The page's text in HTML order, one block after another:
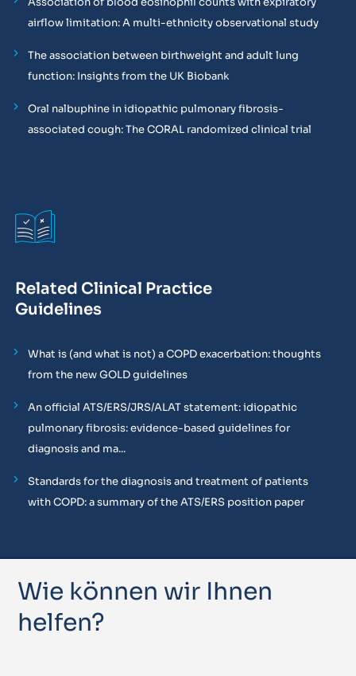
airflow limitation: A multi-ethnicity observational study
The association between birthweight and adult lung
function: Insights from the UK Biobank
Oral nalbuphine in idiopathic pulmonary fibrosis-
associated cough: The CORAL randomized clinical trial
Related Clinical Practice
Guidelines
What is (and what is not) a COPD exacerbation: thoughts
from the new GOLD guidelines
An official ATS/ERS/JRS/ALAT statement: idiopathic
pulmonary fibrosis: evidence-based guidelines for
diagnosis and ma...
Standards for the diagnosis and treatment of patients
with COPD: a summary of the ATS/ERS position paper
Wie können wir Ihnen
helfen?